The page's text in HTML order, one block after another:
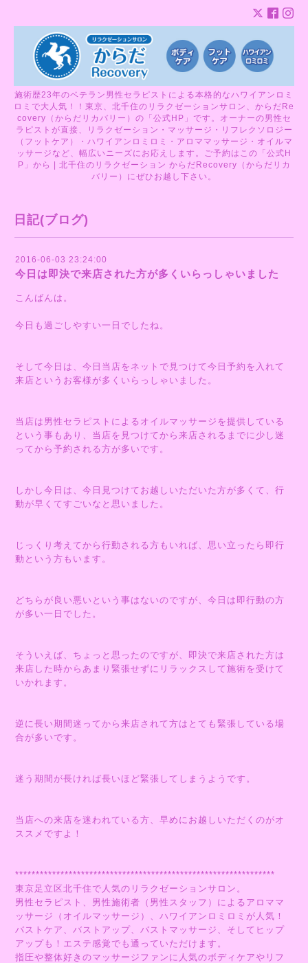
施術歴23年のベテラン男性セラピストによる本格的なハワイアンロミ
ロミで大人気！！東京、北千住のリラクゼーションサロン、からだRe
covery（からだリカバリー）の「公式HP」です。オーナーの男性セ
ラピストが直接、リラクゼーション・マッサージ・リフレクソロジー
（フットケア）・ハワイアンロミロミ・アロママッサージ・オイルマ
ッサージなど、幅広いニーズにお応えします。ご予約はこの「公式H
P」から | 北千住のリラクゼーション からだRecovery（からだリカ
バリー）にぜひお越し下さい。
日記(ブログ)
2016-06-03 23:24:00
今日は即決で来店された方が多くいらっしゃいました
こんばんは。
今日も過ごしやすい一日でしたね。
そして今日は、今日当店をネットで見つけて今日予約を入れて
来店というお客様が多くいらっしゃいました。
当店は男性セラピストによるオイルマッサージを提供している
という事もあり、当店を見つけてから来店されるまでに少し迷
ってから予約される方が多いです。
しかし今日は、今日見つけてお越しいただいた方が多くて、行
動が早くてすごいなと思いました。
じっくり考えてから行動される方もいれば、思い立ったら即行
動という方もいます。
どちらが良い悪いという事はないのですが、今日は即行動の方
が多い一日でした。
そういえば、ちょっと思ったのですが、即決で来店された方は
来店した時からあまり緊張せずにリラックスして施術を受けて
いかれます。
逆に長い期間迷ってから来店されて方はとても緊張している場
合が多いです。
迷う期間が長ければ長いほど緊張してしまうようです。
当店への来店を迷われている方、早めにお越しいただくのがオ
ススメですよ！
***************************************************************
東京足立区北千住で人気のリラクゼーションサロン。
男性セラピスト、男性施術者（男性スタッフ）によるアロママ
ッサージ（オイルマッサージ）、ハワイアンロミロミが人気！
バストケア、バストアップ、バストマッサージ、そしてヒップ
アップも！エステ感覚でも通っていただけます。
指圧や整体好きのマッサージファンに人気のボディケアやリフ